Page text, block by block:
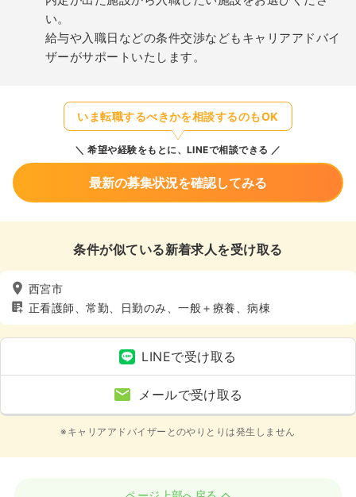
い。
給与や入職日などの条件交渉などもキャリアアドバイ
ザーがサポートいたします。
いま転職するべきかを相談するのもOK
希望や経験をもとに、LINEで相談できる
最新の募集状況を確認してみる
条件が似ている新着求人を受け取る
西宮市
正看護師、常勤、日勤のみ、一般＋療養、病棟
LINEで受け取る
メールで受け取る
※キャリアアドバイザーとのやりとりは発生しません